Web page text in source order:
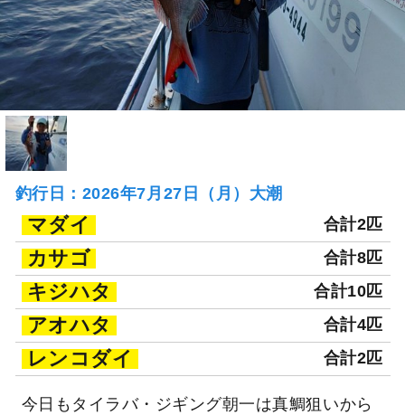
釣行日：2026年7月27日（月）大潮
マダイ 合計2匹
カサゴ 合計8匹
キジハタ 合計10匹
アオハタ 合計4匹
レンコダイ 合計2匹
今日もタイラバ・ジギング朝一は真鯛狙いから